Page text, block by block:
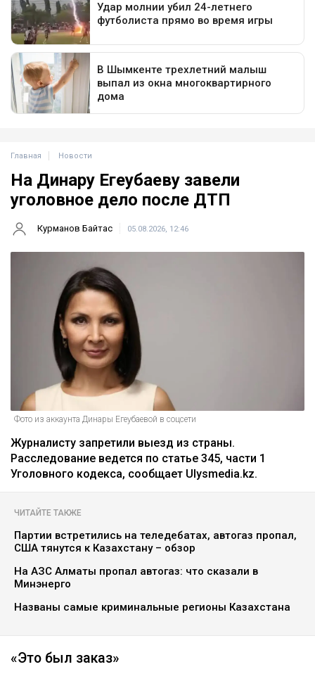
Главная Новости
На Динару Егеубаеву завели
уголовное дело после ДТП
Курманов Байтас 05.08.2026, 12:46
Фото из аккаунта Динары Егеубаевой в соцсети
Журналисту запретили выезд из страны.
Расследование ведется по статье 345, части 1
Уголовного кодекса, сообщает Ulysmedia.kz.
ЧИТАЙТЕ ТАКЖЕ
Партии встретились на теледебатах, автогаз пропал,
США тянутся к Казахстану – обзор
На АЗС Алматы пропал автогаз: что сказали в
Минэнерго
Названы самые криминальные регионы Казахстана
«Это был заказ»